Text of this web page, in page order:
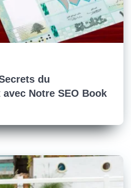
du
Notre SEO Book